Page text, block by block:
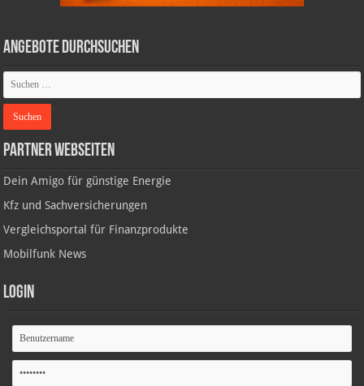
Angebote durchsuchen
Partner Webseiten
Dein Amigo für günstige Energie
Kfz und Sachversicherungen
Vergleichsportal für Finanzprodukte
Mobilfunk News
Login